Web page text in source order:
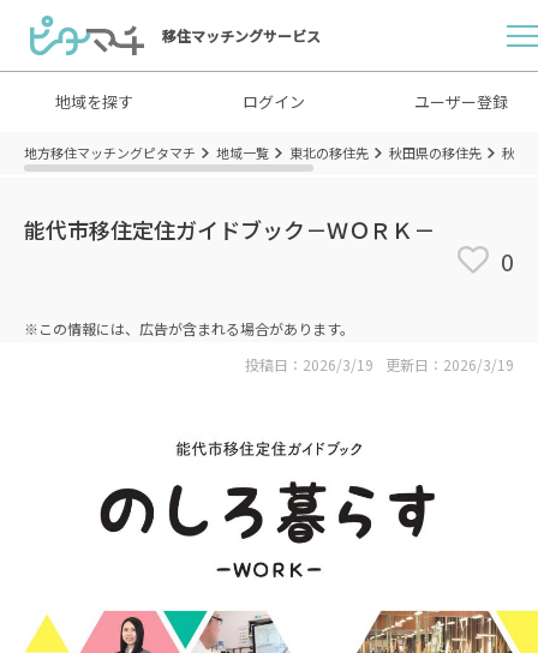
移住マッチングサービス
地域を探す ログイン ユーザー登録
地方移住マッチングピタマチ 地域一覧 東北の移住先 秋田県の移住先 秋田
能代市移住定住ガイドブック－ＷＯＲＫ－
0
※この情報には、広告が含まれる場合があります。
投稿日：2026/3/19
更新日：2026/3/19